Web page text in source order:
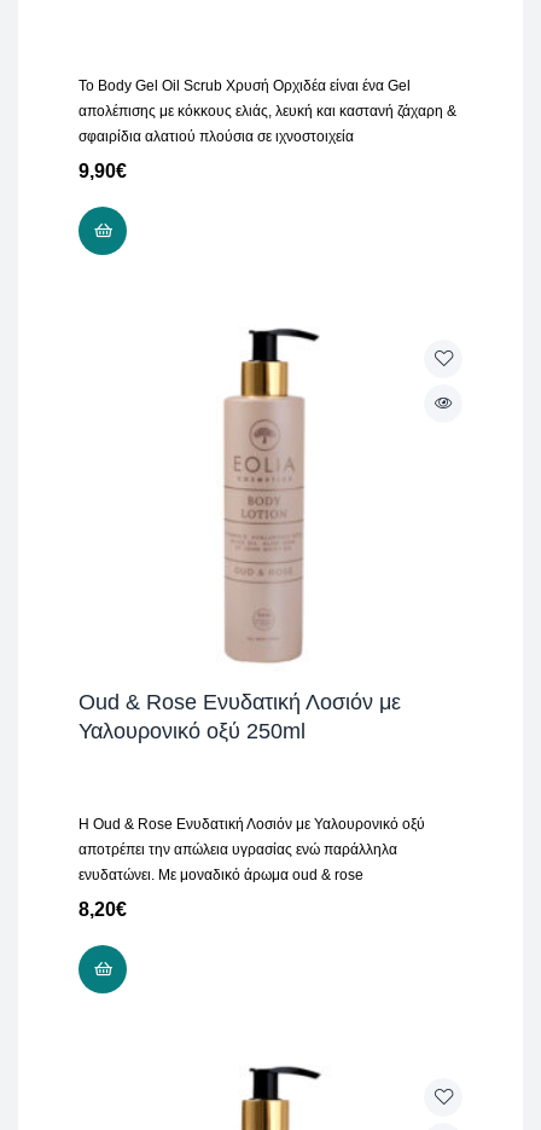
Το Body Gel Oil Scrub Χρυσή Ορχιδέα είναι ένα Gel
απολέπισης με κόκκους ελιάς, λευκή και καστανή ζάχαρη &
σφαιρίδια αλατιού πλούσια σε ιχνοστοιχεία
9,90€
Oud & Rose Ενυδατική Λοσιόν με
Υαλουρονικό οξύ 250ml
H Oud & Rose Ενυδατική Λοσιόν με Υαλουρονικό οξύ
αποτρέπει την απώλεια υγρασίας ενώ παράλληλα
ενυδατώνει. Με μοναδικό άρωμα oud & rose
8,20€